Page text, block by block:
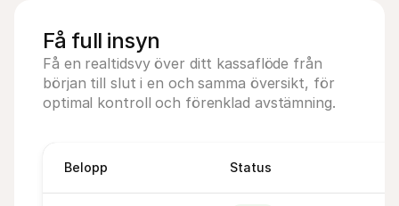
Få full insyn
Få en realtidsvy över ditt kassaflöde från
början till slut i en och samma översikt, för
optimal kontroll och förenklad avstämning.
Belopp Status